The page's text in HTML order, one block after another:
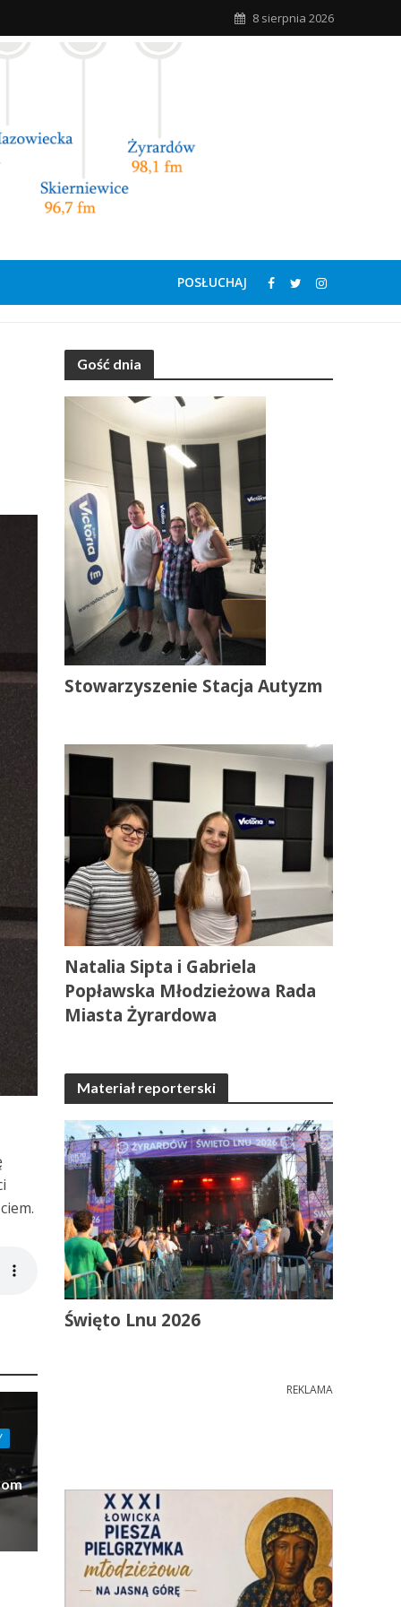
8 sierpnia 2026
POSŁUCHAJ
Gość dnia
Stowarzyszenie Stacja Autyzm
Natalia Sipta i Gabriela
Popławska Młodzieżowa Rada
Miasta Żyrardowa
Materiał reporterski
Święto Lnu 2026
REKLAMA